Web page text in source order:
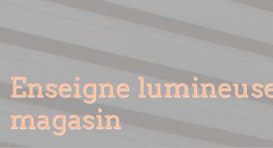
Enseigne
magasin